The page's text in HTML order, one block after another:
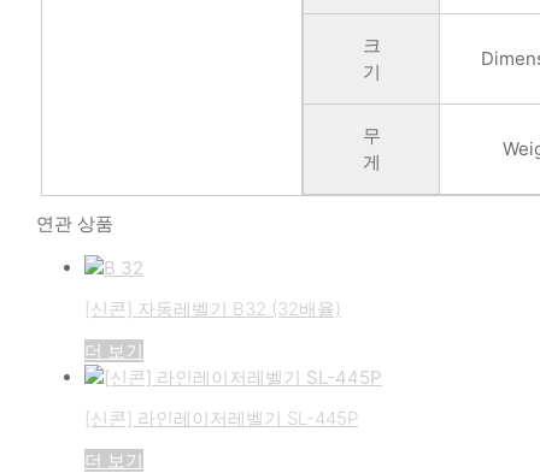
크
기
무
게
연관 상품
[신콘] 자동레벨기 B32 (32배율)
더 보기
[신콘] 라인레이저레벨기 SL-445P
더 보기